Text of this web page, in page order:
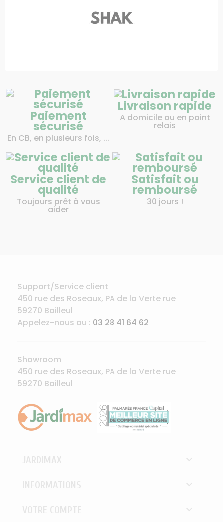
Paiement
sécurisé
En CB, en plusieurs fois, ...
Livraison rapide
A domicile ou en point
relais
Service client de
qualité
Toujours prêt à vous
aider
Satisfait ou
remboursé
30 jours !
Support/Service client
450 rue des Roseaux, PA de la Verte rue
59270 Bailleul
Appelez-nous au : 03 28 41 64 62
Showroom
450 rue des Roseaux, PA de la Verte rue
59270 Bailleul


